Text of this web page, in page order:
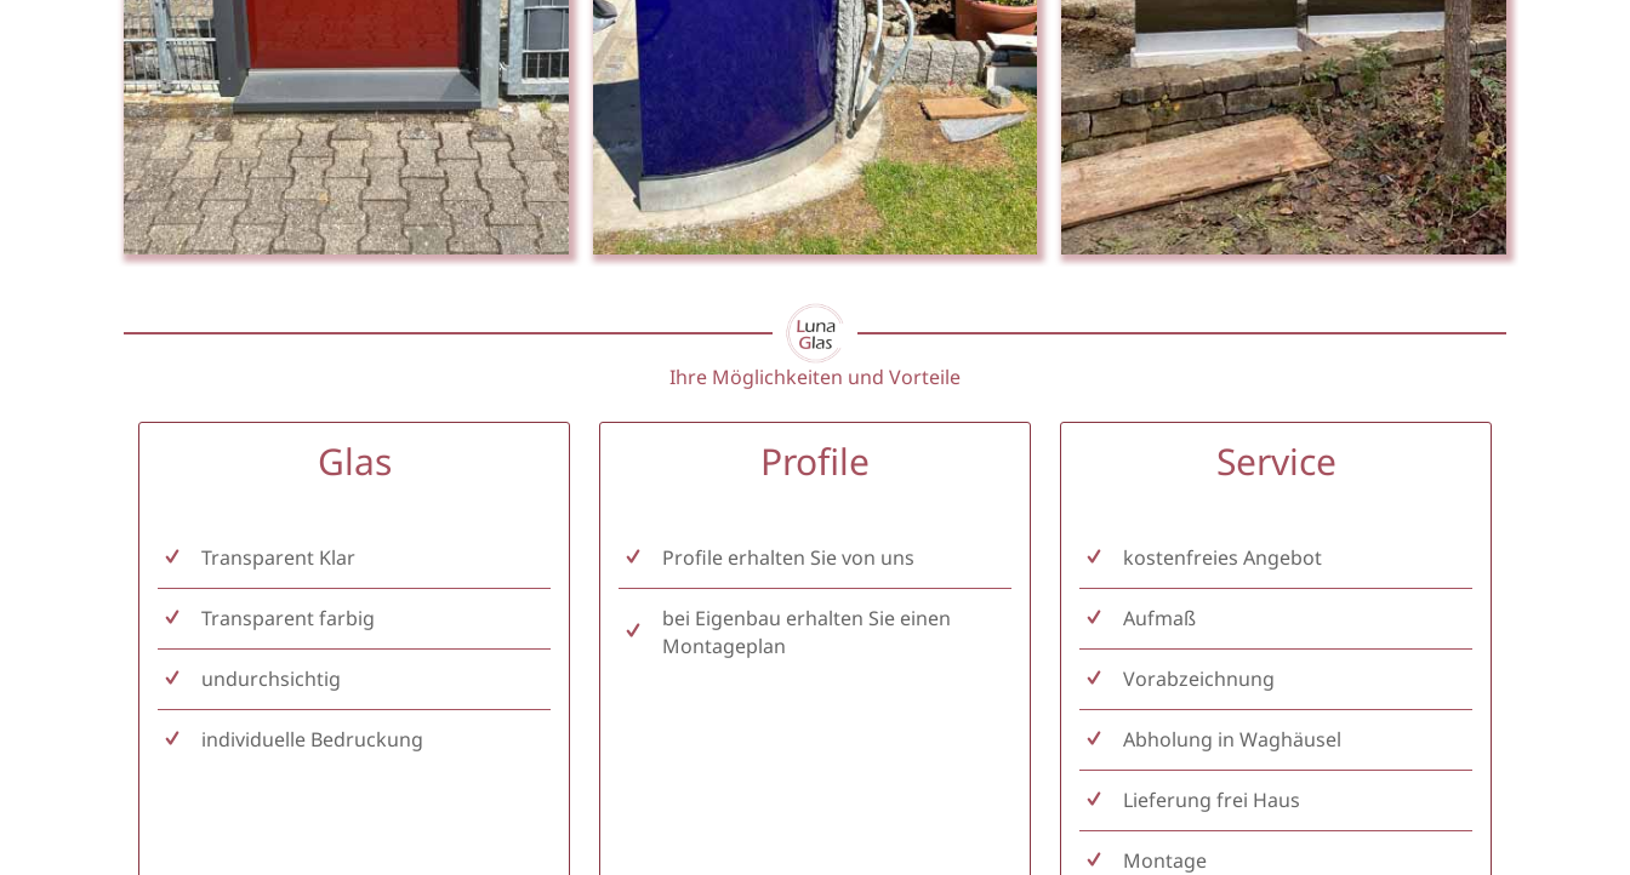
Ihre Möglichkeiten und Vorteile
Glas
Transparent Klar
Transparent farbig
undurchsichtig
individuelle Bedruckung
Profile
Profile erhalten Sie von uns
bei Eigenbau erhalten Sie einen
Montageplan
Service
kostenfreies Angebot
Aufmaß
Vorabzeichnung
Abholung in Waghäusel
Lieferung frei Haus
Montage